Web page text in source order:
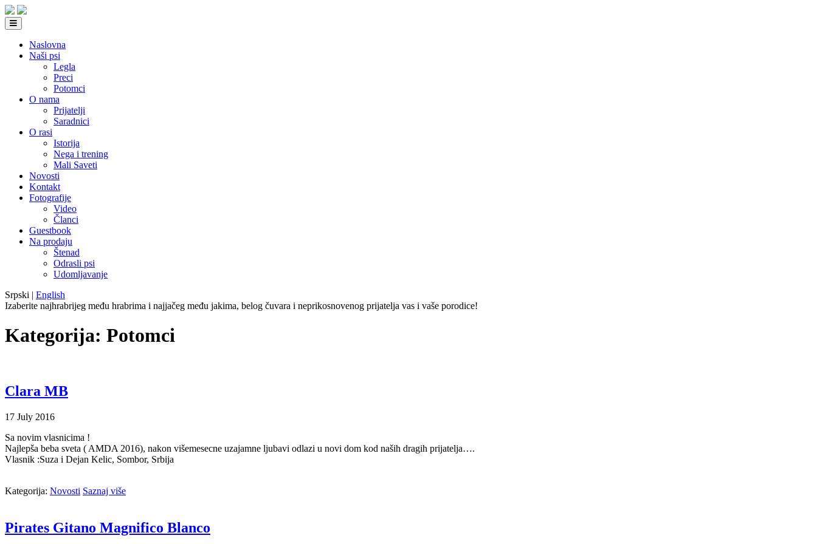
Naslovna
Naši psi
Legla
Preci
Potomci
O nama
Prijatelji
Saradnici
O rasi
Istorija
Nega i trening
Mali Saveti
Novosti
Kontakt
Fotografije
Video
Članci
Guestbook
Na prodaju
Štenad
Odrasli psi
Udomljavanje
Srpski | English
Izaberite najhrabrijeg među hrabrima i najjačeg među jakima, belog čuvara i neprikosnovenog prijatelja vas i vaše porodice!
Kategorija: Potomci
Clara MB
17 July 2016
Sa novim vlasnicima !
Najlepša beba sveta ( AMDA 2016), nakon višemesecne uzajamne ljubavi odlazi u novi dom kod naših dragih prijatelja….
Vlasnik :Suza i Dejan Kelic, Sombor, Srbija
Kategorija: Novosti Saznaj više
Pirates Gitano Magnifico Blanco